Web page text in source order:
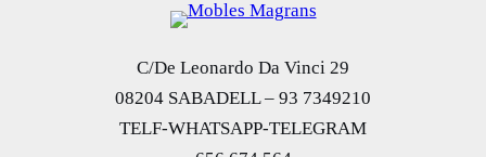
C/De Leonardo Da Vinci 29
08204 SABADELL – 93 7349210
TELF-WHATSAPP-TELEGRAM